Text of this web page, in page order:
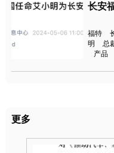
长安
福特
明
总
产品
更多